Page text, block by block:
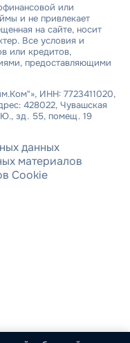
или
и не привлекает
на сайте, носит
Все условия и
или кредитов,
предоставляющими
ИНН: 7723411020,
428022, Чувашская
Ю., зд. 55, помещ. 19
данных
материалов
Cookie